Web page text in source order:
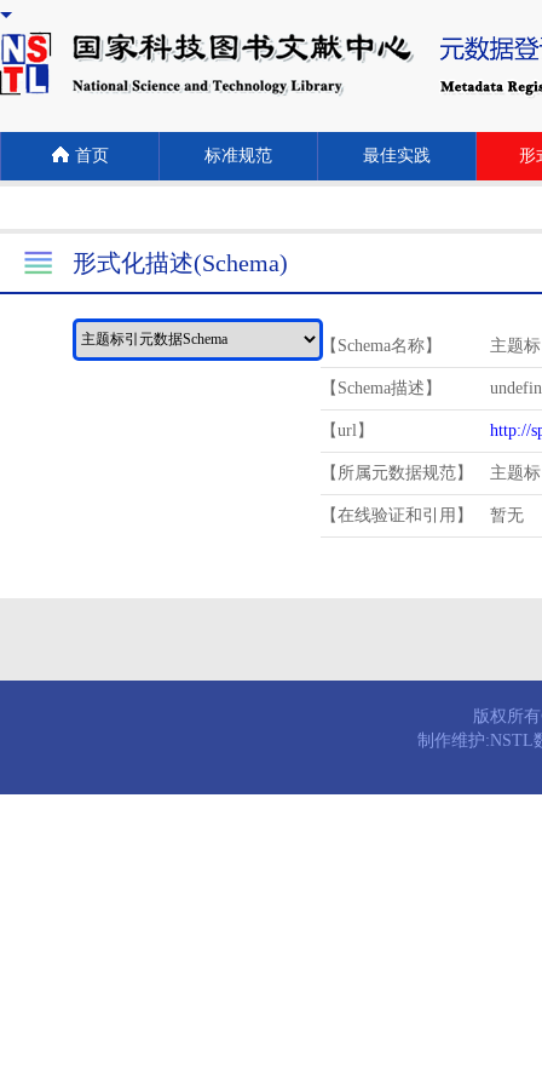
首页 标准规范 最佳实践 形
形式化描述(Schema)
【Schema名称】 主题
【Schema描述】
【url】 http://
【所属元数据规范】 主题
【在线验证和引用】 暂无
版权所
制作维护:NSTL